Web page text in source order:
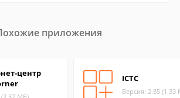
приложения
центр
ICTC
Версия: 2.85 (1.33